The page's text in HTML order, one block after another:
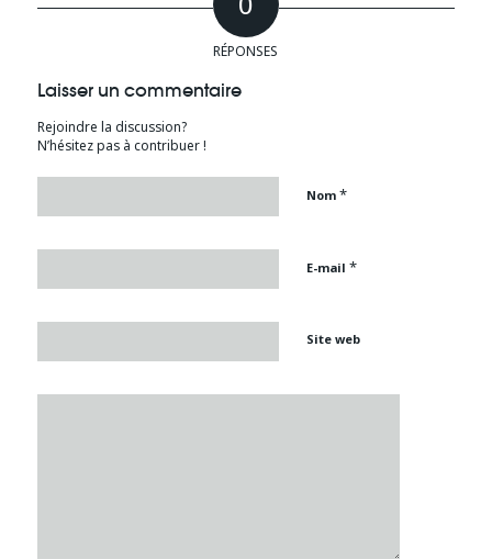
RÉPONSES
Laisser un commentaire
Rejoindre la discussion?
N’hésitez pas à contribuer !
Nom *
E-mail *
Site web